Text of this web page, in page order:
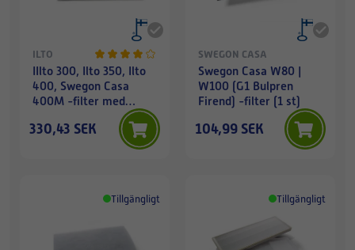
ILTO
IIlto 300, Ilto 350, Ilto
400, Swegon Casa
400M -filter med
330,43 SEK
SWEGON CASA
Swegon Casa W80 |
W100 (G1 Bulpren
Firend) -filter (1 st)
104,99 SEK
Tillgängligt Tillgängligt